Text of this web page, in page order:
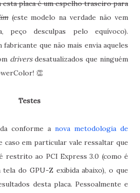
esta placa é um espelho traseiro para
(este modelo na verdade não vem
peço desculpas pelo equívoco).
que não mais envia aqueles
driversdesatualizados que ninguém
👏
Testes
conforme a nova metodologia de
caso em particular vale ressaltar que
restrito ao PCI Express 3.0 (como é
do GPU-Z exibida abaixo), o que
desta placa. Pessoalmente e